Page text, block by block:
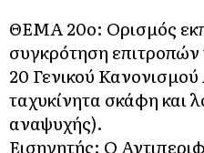
ΘΕΜΑ 20o: Ορισμός
συγκρότηση επιτροπών
20 Γενικού
ταχυκίνητα σκάφη και
αναψυχής).
Εισηγητής: Ο